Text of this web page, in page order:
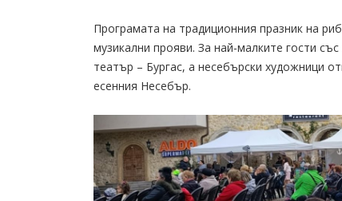
Програмата на традиционния празник на
музикални прояви. За най-малките гости
театър – Бургас, а несебърски художници
есенния Несебър.